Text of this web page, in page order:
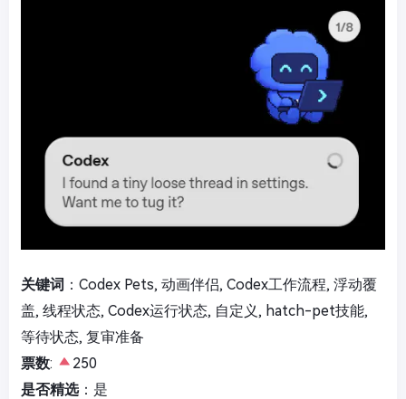
关键词 ：Codex Pets, 动画伴侣, Codex工作流程, 浮动覆
盖, 线程状态, Codex运行状态, 自定义, hatch-pet技能,
等待状态, 复审准备
票数:
250
是否精选：是